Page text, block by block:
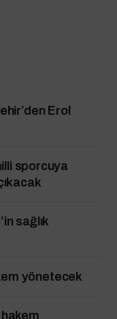
Erol
sporcuya
sağlık
yönetecek